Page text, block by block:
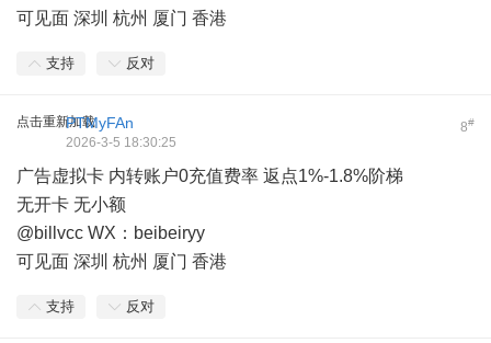
可见面 深圳 杭州 厦门 香港
支持 反对
点击重新加载 8#
PTMyFAn
2026-3-5 18:30:25
广告虚拟卡 内转账户0充值费率 返点1%-1.8%阶梯
无开卡 无小额
@billvcc WX：beibeiryy
可见面 深圳 杭州 厦门 香港
支持 反对